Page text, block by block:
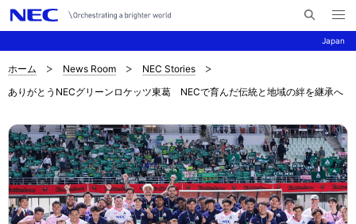
Japan
イ
検
メ
ニ
ュ
く
ナ
ビ
ゲ
ー
シ
ョ
サ
イ
ト
内
の
現
ホーム News Room
NEC Stories
ありがとうNECグリーンロケッツ東葛 NECで育んだ伝統と地域の絆を継承へ